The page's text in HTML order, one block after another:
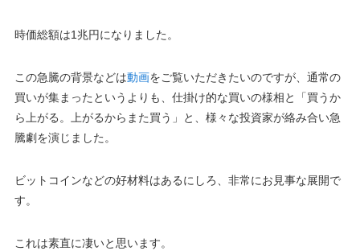
時価総額は1兆円になりました。
この急騰の背景などは動画をご覧いただきたいのですが、通常の
買いが集まったというよりも、仕掛け的な買いの様相と「買うか
ら上がる。上がるからまた買う」と、様々な投資家が絡み合い急
騰劇を演じました。
ビットコインなどの好材料はあるにしろ、非常にお見事な展開で
す。
これは素直に凄いと思います。